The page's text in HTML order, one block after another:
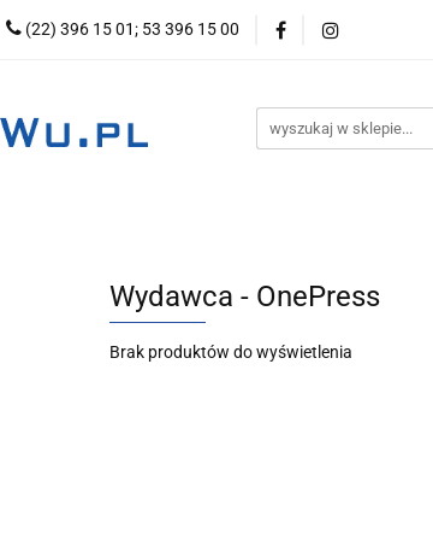
(22) 396 15 01; 53 396 15 00
Kategorie Nowości Zapowiedzi
Wydawnictwo For English Wydawnictwa
Wydawca - OnePress
Brak produktów do wyświetlenia